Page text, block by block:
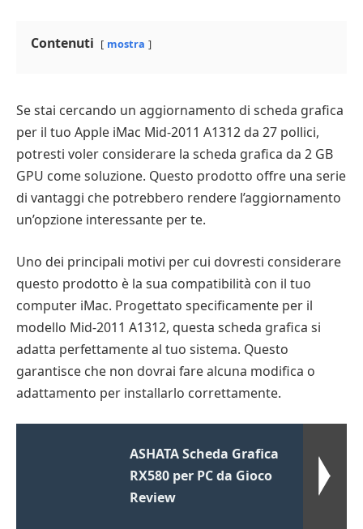
Contenuti mostra
Se stai cercando un aggiornamento di scheda grafica
per il tuo Apple iMac Mid-2011 A1312 da 27 pollici,
potresti voler considerare la scheda grafica da 2 GB
GPU come soluzione. Questo prodotto offre una serie
di vantaggi che potrebbero rendere l’aggiornamento
un’opzione interessante per te.
Uno dei principali motivi per cui dovresti considerare
questo prodotto è la sua compatibilità con il tuo
computer iMac. Progettato specificamente per il
modello Mid-2011 A1312, questa scheda grafica si
adatta perfettamente al tuo sistema. Questo
garantisce che non dovrai fare alcuna modifica o
adattamento per installarlo correttamente.
ASHATA Scheda Grafica
RX580 per PC da Gioco
Review